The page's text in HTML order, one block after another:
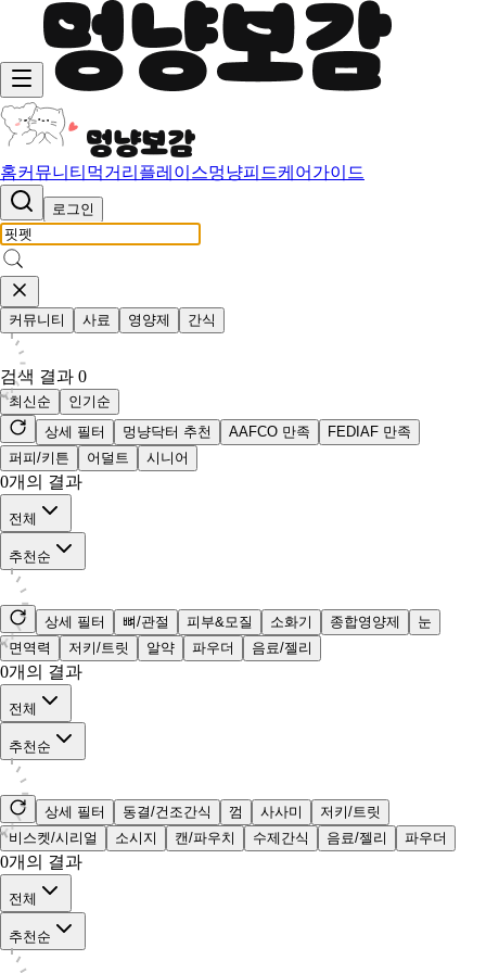
홈커뮤니티 먹거리 플레이스멍냥피드케어가이드
로그인
커뮤니티 사료 영양제 간식
검색 결과 0
최신순
인기순
상세 필터
멍냥닥터 추천 AAFCO 만족
FEDIAF 만족
퍼피/키튼
어덜트 시니어
0개의 결과
전체
추천순
상세 필터 뼈/관절 피부&모질 소화기 종합영양제
눈
면역력
저키/트릿 알약 파우더 음료/젤리
0개의 결과
전체
추천순
상세 필터 동결/건조간식 껌 사사미
저키/트릿
비스켓/시리얼
소시지 캔/파우치 수제간식 음료/젤리 파우더
0개의 결과
전체
추천순